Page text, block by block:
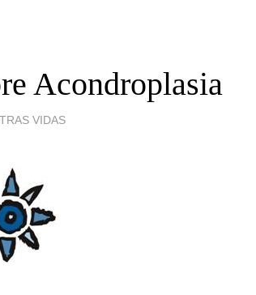
Acondroplasia
VIDAS